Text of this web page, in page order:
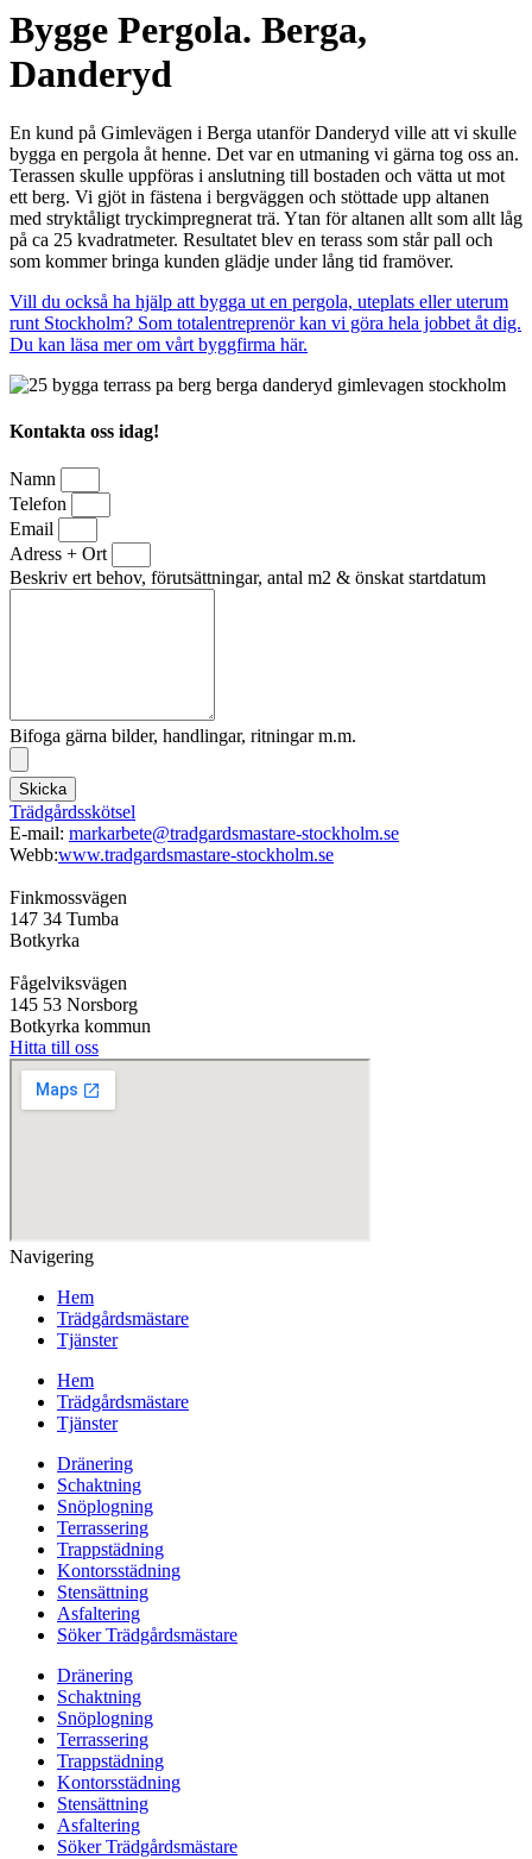
Bygge Pergola. Berga,
Danderyd
En kund på Gimlevägen i Berga utanför Danderyd ville att vi skulle
bygga en pergola åt henne. Det var en utmaning vi gärna tog oss an.
Terassen skulle uppföras i anslutning till bostaden och vätta ut mot
ett berg. Vi gjöt in fästena i bergväggen och stöttade upp altanen
med stryktåligt tryckimpregnerat trä. Ytan för altanen allt som allt låg
på ca 25 kvadratmeter. Resultatet blev en terass som står pall och
som kommer bringa kunden glädje under lång tid framöver.
Vill du också ha hjälp att bygga ut en pergola, uteplats eller uterum
runt Stockholm? Som totalentreprenör kan vi göra hela jobbet åt dig.
Du kan läsa mer om vårt byggfirma här.
Kontakta oss idag!
Namn
Telefon
Email
Adress + Ort
Beskriv ert behov, förutsättningar, antal m2 & önskat startdatum
Bifoga gärna bilder, handlingar, ritningar m.m.
Skicka
Trädgårdsskötsel
E-mail: markarbete@tradgardsmastare-stockholm.se
Webb:www.tradgardsmastare-stockholm.se
Finkmossvägen
147 34 Tumba
Botkyrka
Fågelviksvägen
145 53 Norsborg
Botkyrka kommun
Hitta till oss
Navigering
Hem
Trädgårdsmästare
Tjänster
Hem
Trädgårdsmästare
Tjänster
Dränering
Schaktning
Snöplogning
Terrassering
Trappstädning
Kontorsstädning
Stensättning
Asfaltering
Söker Trädgårdsmästare
Dränering
Schaktning
Snöplogning
Terrassering
Trappstädning
Kontorsstädning
Stensättning
Asfaltering
Söker Trädgårdsmästare